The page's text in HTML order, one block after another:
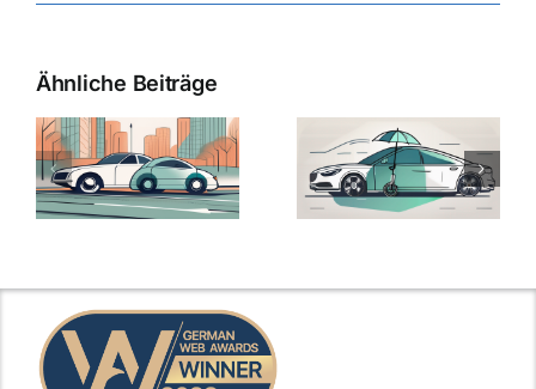
Ähnliche Beiträge